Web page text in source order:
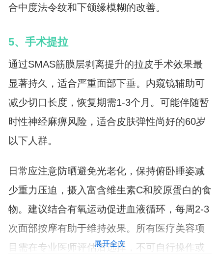
合中度法令纹和下颌缘模糊的改善。
5、手术提拉
通过SMAS筋膜层剥离提升的拉皮手术效果最
显著持久，适合严重面部下垂。内窥镜辅助可
减少切口长度，恢复期需1-3个月。可能伴随暂
时性神经麻痹风险，适合皮肤弹性尚好的60岁
以下人群。
日常应注意防晒避免光老化，保持俯卧睡姿减
少重力压迫，摄入富含维生素C和胶原蛋白的食
物。建议结合有氧运动促进血液循环，每周2-3
次面部按摩有助于维持效果。所有医疗美容项
目需在专业医师评估后选择，不可自行操作或
展开全文